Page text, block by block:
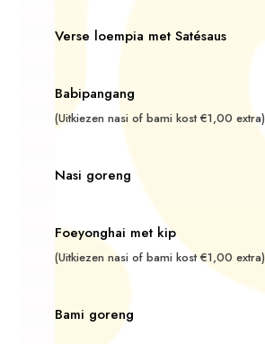
Verse loempia met Satésaus
Babipangang
(Uitkiezen nasi of bami kost €1,00 extra)
Nasi goreng
Foeyonghai met kip
(Uitkiezen nasi of bami kost €1,00 extra)
Bami goreng